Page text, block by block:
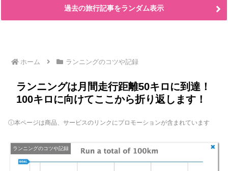
過去の旅行記事をランダム表示
ホーム ランニングのコツや記録
ランニングは月間走行距離50キロに到達！
100キロに向けてここから折り返します！
ⓘ本ページは商品、サービスのリンクにプロモーションが含まれています
ランニングのコツや記録